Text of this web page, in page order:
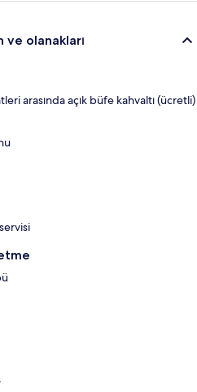
ve olanakları
arasında açık büfe kahvaltı (ücretli)